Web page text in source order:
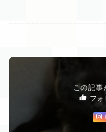
この記事
フォ